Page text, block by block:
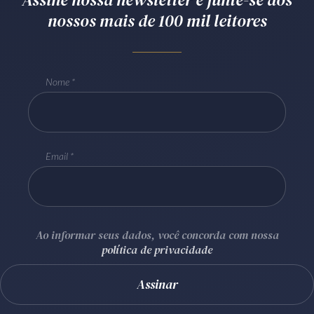
Receba por RSS
Batel Curitiba/PR CEP80240-000
nossos mais de 100 mil leitores
Nome
Email
Ao informar seus dados, você concorda com nossa
política de privacidade